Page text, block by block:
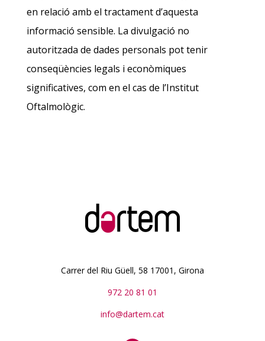
en relació amb el tractament d’aquesta
informació sensible. La divulgació no
autoritzada de dades personals pot tenir
conseqüències legals i econòmiques
significatives, com en el cas de l’Institut
Oftalmològic.
Carrer del Riu Güell, 58 17001, Girona
972 20 81 01
info@dartem.cat